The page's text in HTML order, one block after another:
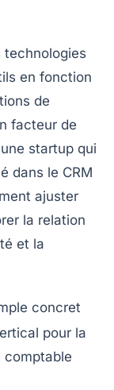
technologies
en fonction
de
facteur de
startup qui
dans le CRM
ajuster
la relation
et la
concret
pour la
comptable